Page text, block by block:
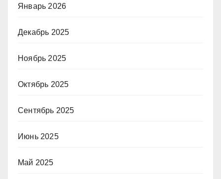
Январь 2026
Декабрь 2025
Ноябрь 2025
Октябрь 2025
Сентябрь 2025
Июнь 2025
Май 2025